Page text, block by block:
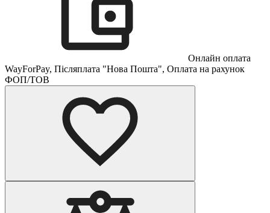
Онлайн оплата
WayForPay, Післяплата "Нова Пошта", Оплата на рахунок
ФОП/ТОВ